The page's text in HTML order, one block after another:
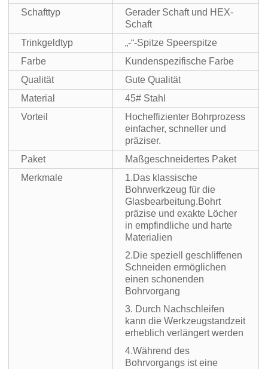
Schafttyp
Gerader Schaft und HEX-
Schaft
Trinkgeldtyp
„-“-Spitze Speerspitze
Farbe
Kundenspezifische Farbe
Qualität
Gute Qualität
Material
45# Stahl
Vorteil
Hocheffizienter Bohrprozess
einfacher, schneller und
präziser.
Paket
Maßgeschneidertes Paket
Merkmale
1.Das klassische
Bohrwerkzeug für die
Glasbearbeitung.Bohrt
präzise und exakte Löcher
in empfindliche und harte
Materialien
2.Die speziell geschliffenen
Schneiden ermöglichen
einen schonenden
Bohrvorgang
3. Durch Nachschleifen
kann die Werkzeugstandzeit
erheblich verlängert werden
4.Während des
Bohrvorgangs ist eine